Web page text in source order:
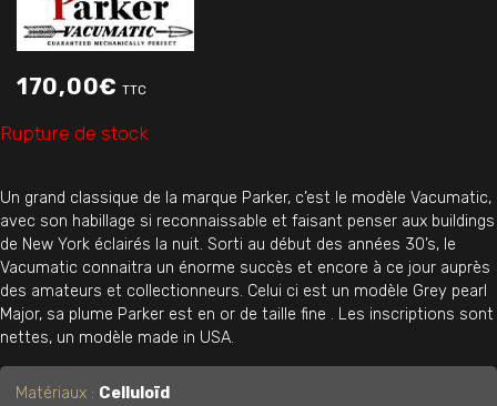
170,00€ TTC
Rupture de stock
Un grand classique de la marque Parker, c’est le modèle Vacumatic,
avec son habillage si reconnaissable et faisant penser aux buildings
de New York éclairés la nuit. Sorti au début des années 30’s, le
Vacumatic connaitra un énorme succès et encore à ce jour auprès
des amateurs et collectionneurs. Celui ci est un modèle Grey pearl
Major, sa plume Parker est en or de taille fine . Les inscriptions sont
nettes, un modèle made in USA.
Matériaux : Celluloïd